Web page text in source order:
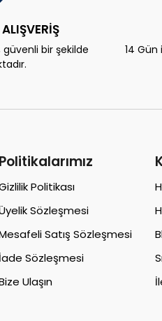
güvenli bir şekilde
14
Politikalarımız
Politikası
Sözleşmesi
Satış Sözleşmesi
İade Sözleşmesi
Ulaşın